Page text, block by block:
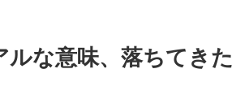
ルな意味、落ちてきた